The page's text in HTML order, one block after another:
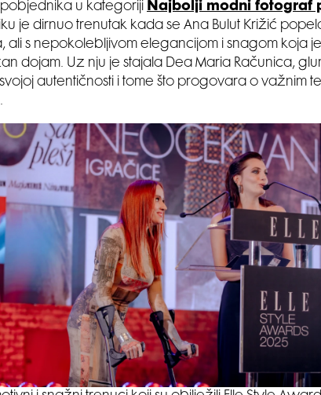
u kategoriji Najbolji modni fotograf
je dirnuo trenutak kada se Ana Bulut Križić
ali s nepokolebljivom elegancijom i snagom koja
dojam. Uz nju je stajala Dea Maria Računica,
autentičnosti i tome što progovara o važnim